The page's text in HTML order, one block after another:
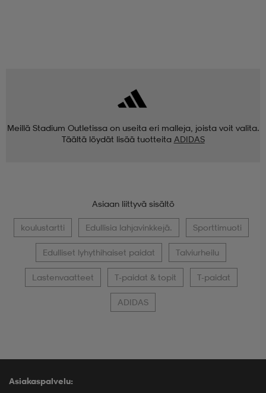
Meillä Stadium Outletissa on useita eri malleja, joista voit valita.
Täältä löydät lisää tuotteita ADIDAS
Asiaan liittyvä sisältö
koulustartti Edullisia lahjavinkkejä. Sporttimuoti
Edulliset lyhythihaiset paidat Talviurheilu
Lastenvaatteet T-paidat & topit T-paidat
ADIDAS
Asiakaspalvelu: